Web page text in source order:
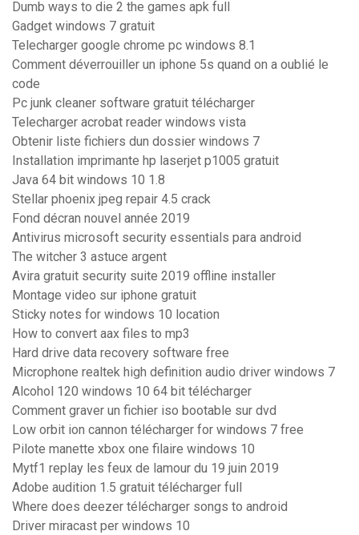
Dumb ways to die 2 the games apk full
Gadget windows 7 gratuit
Telecharger google chrome pc windows 8.1
Comment déverrouiller un iphone 5s quand on a oublié le
code
Pc junk cleaner software gratuit télécharger
Telecharger acrobat reader windows vista
Obtenir liste fichiers dun dossier windows 7
Installation imprimante hp laserjet p1005 gratuit
Java 64 bit windows 10 1.8
Stellar phoenix jpeg repair 4.5 crack
Fond décran nouvel année 2019
Antivirus microsoft security essentials para android
The witcher 3 astuce argent
Avira gratuit security suite 2019 offline installer
Montage video sur iphone gratuit
Sticky notes for windows 10 location
How to convert aax files to mp3
Hard drive data recovery software free
Microphone realtek high definition audio driver windows 7
Alcohol 120 windows 10 64 bit télécharger
Comment graver un fichier iso bootable sur dvd
Low orbit ion cannon télécharger for windows 7 free
Pilote manette xbox one filaire windows 10
Mytf1 replay les feux de lamour du 19 juin 2019
Adobe audition 1.5 gratuit télécharger full
Where does deezer télécharger songs to android
Driver miracast per windows 10